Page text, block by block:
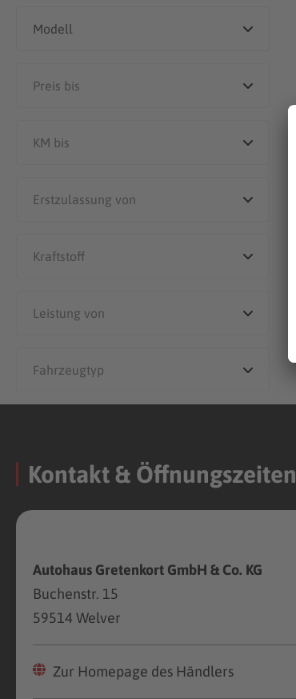
Kontakt & Öffnungszeiten
Autohaus Gretenkort GmbH & Co. KG
Buchenstr. 15
59514 Welver
Zur Homepage des Händlers